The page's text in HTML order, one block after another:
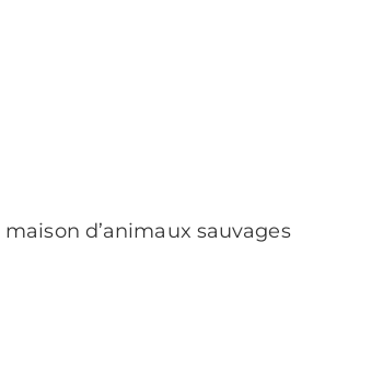
d’animaux sauvages